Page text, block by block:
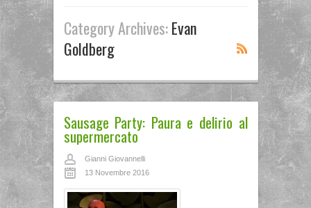
Category Archives:Evan
Goldberg
Sausage Party: Paura e delirio al
supermercato
Gianni Giovannelli
13 Novembre 2016